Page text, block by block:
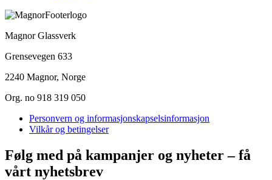
Magnor Glassverk
Grensevegen 633
2240 Magnor, Norge
Org. no 918 319 050
Personvern og informasjonskapselsinformasjon
Vilkår og betingelser
Følg med på kampanjer og nyheter – få
vårt nyhetsbrev